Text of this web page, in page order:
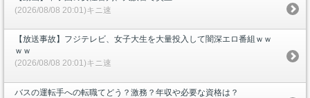
(2026/08/08 20:01)キニ速
【放送事故】フジテレビ、女子大生を大量投入して闇深エロ番組ｗｗ
ｗｗ
(2026/08/08 20:01)キニ速
バスの運転手への転職てどう？激務？年収や必要な資格は？